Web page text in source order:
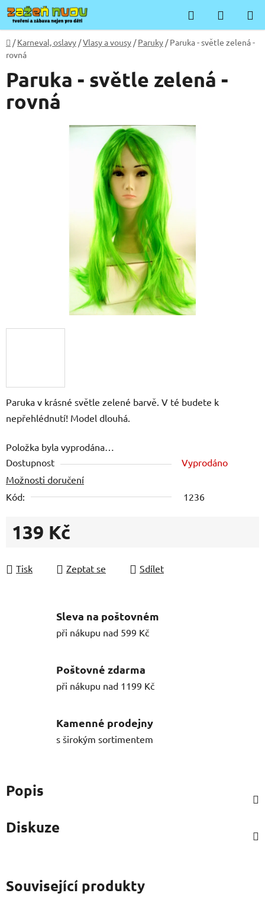
Přejít
na
obsah
Hledat
KOŠÍK
Domů
/ Karneval, oslavy /Vlasy a vousy / Paruky / Paruka - světle zelená -
rovná
Paruka v krásné světle zelené barvě. V té budete k
nepřehlédnutí! Model dlouhá.
Položka byla vyprodána…
Dostupnost
Vyprodáno
Možnosti doručení
Kód:
1236
139 Kč
Tisk
Zeptat se Sdílet
Paruka - světle zelená -
rovná
Sleva na poštovném
při nákupu nad 599 Kč
Poštovné zdarma
při nákupu nad 1199 Kč
Kamenné prodejny
s širokým sortimentem
Popis
Diskuze
Související produkty